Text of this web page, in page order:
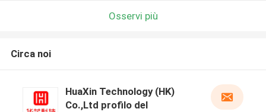
Osservi più
Circa noi
HuaXin Technology (HK)
Co.,Ltd profilo del